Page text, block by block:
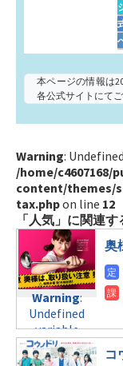
本ページの情報は
各公式サイトにてご
Warning:
/home/
content/themes/
tax.phpon line 12
「人気」に関連
Warning:
Undefined
variable
$post_id in
/home/c4607168/
奥
コ